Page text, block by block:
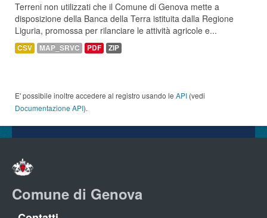
Terreni non utilizzati che il Comune di Genova mette a
disposizione della Banca della Terra istituita dalla Regione
Liguria, promossa per rilanciare le attività agricole e...
CSV MAP_SRVC PDF ZIP
E' possibile inoltre accedere al registro usando le API (vedi
Documentazione API).
Comune di Genova